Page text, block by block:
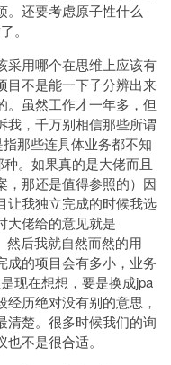
。还要考虑原子性什么
。
采用哪个在思维上应该有
目不是能一下子分辨出来
。虽然工作才一年多，但
我，千万别相信那些所谓
那些连具体业务都不知
。如果真的是大佬而且
，那还是值得参照的）因
让我独立完成的时候我选
大佬给的意见就是
然后我就自然而然的用
成的项目会有多小，业务
现在想想，要是换成jpa
历绝对没有别的意思，
清楚。很多时候我们的询
不是很合适。